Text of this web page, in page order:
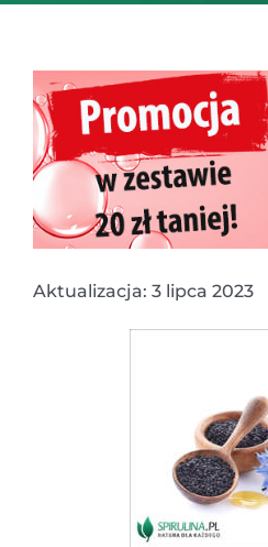
Aktualizacja: 3 lipca 2023